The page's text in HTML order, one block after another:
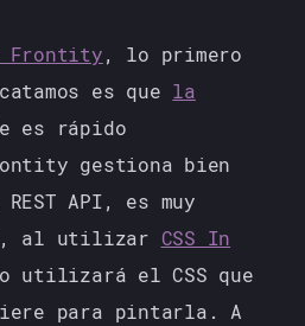
Frontity, lo primero
es que la
es rápido
gestiona bien
API, es muy
al utilizar CSS In
utilizará el CSS que
para pintarla. A